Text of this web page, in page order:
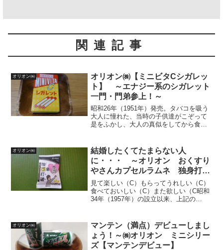
関連記事
オリオン㈱
オリオン㈱【ミニビタCシガレッ
ト】 ～エナジー系のシガレット
一門・門弟参上！～
昭和26年（1951年）発売。タバコを吸う
大人に憧れた、当時の子供達がこぞって
是をふかし、大人の真似をしてから食べ
ク時には年間1.800万個も出荷されてお
り、コ...
オリオン㈱
結婚したくてたまらない人
に・・・ ～オリオン おくすり
やさんカプセルラムネ 独身打破
～
見て楽しい（C）もらってうれしい（C）
食べておいしい（C）また欲しい（C昭和
34年（1957年）の設立以来、上記の
くれている、ミニ・コーラ・ココアシガ
レットでお馴染み...
オリオン㈱
マンテン（満点）デビューしまし
ょう！～㈱オリオン ミニシリー
ズ【マンテンデビュー】